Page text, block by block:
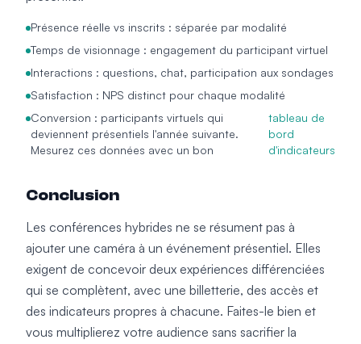
Présence réelle vs inscrits : séparée par modalité
Temps de visionnage : engagement du participant virtuel
Interactions : questions, chat, participation aux sondages
Satisfaction : NPS distinct pour chaque modalité
Conversion : participants virtuels qui
deviennent présentiels l'année suivante.
Mesurez ces données avec un bon
tableau de
bord
d'indicateurs
Conclusion
Les conférences hybrides ne se résument pas à
ajouter une caméra à un événement présentiel. Elles
exigent de concevoir deux expériences différenciées
qui se complètent, avec une billetterie, des accès et
des indicateurs propres à chacune. Faites-le bien et
vous multiplierez votre audience sans sacrifier la